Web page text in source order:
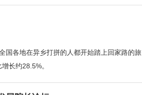
国各地在异乡打拼的人都开始踏上回家路的旅
长约28.5%。